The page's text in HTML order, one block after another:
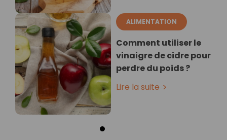
ALIMENTATION
Comment utiliser le
vinaigre de cidre pour
perdre du poids ?
Lire la suite